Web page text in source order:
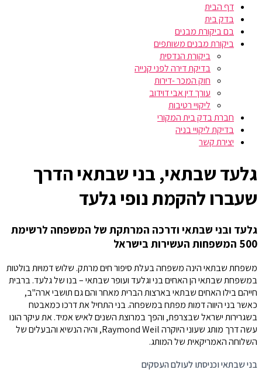
דף הבית
בדק בית
בם ביקורת מבנים
ביקורת מבנים משותפים
ביקורת הנדסית
בדיקת דירה לפני קנייה
חוק המכר -דירות
עורך דין אבי דוידוב
ליקויי רטיבות
חברת בדק בית המקורי
בדיקת ליקויי בניה
יצירת קשר
גלעד שבתאי, בני שבתאי הדרך
שעברו להקמת נופי גלעד
גלעד ובני שבתאי ודרכה המרתקת של המשפחה לרשימת
500 המשפחות העשירות בישראל
משפחת שבתאי הינה משפחה בעלת סיפור חים מרתק. שלוש דמויות בולטות
במשפחת שבתאי הן האחים בני וגלעד ועופר שבתאי – בנו של גלעד. ברבית
חייהם בילו האחים שבתאי בארצות הברית מאחר והם גם תושבי ארה"ב,
כאשר בני היווה דמות מפתח במשפחה. בני התחיל את דרכו כמאבטח
בשגרירות ישראל שבצרפת, והפך במרוצת השנים לאיש אמיד. את עיקר הונו
עשה דרך מותג שעוני היוקרה Raymond Weil, והיה הנשיא והבעלים של
השלוחה האמריקאית של המותג.
בני שבתאי וכניסתו לעולם העסקים